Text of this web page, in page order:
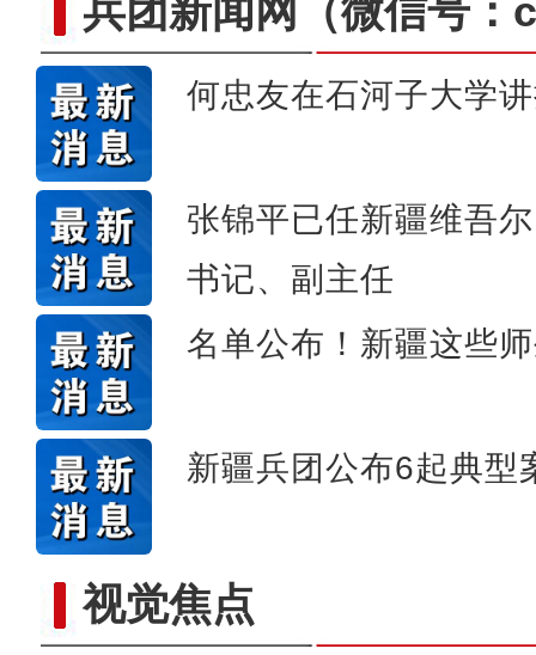
兵团新闻网 （微信号
何忠友在石河子大学
张锦平已任新疆维吾
书记、副主任
名单公布！新疆这些
新疆兵团公布6起典型
视觉焦点新疆图木舒克：南草北种 沙